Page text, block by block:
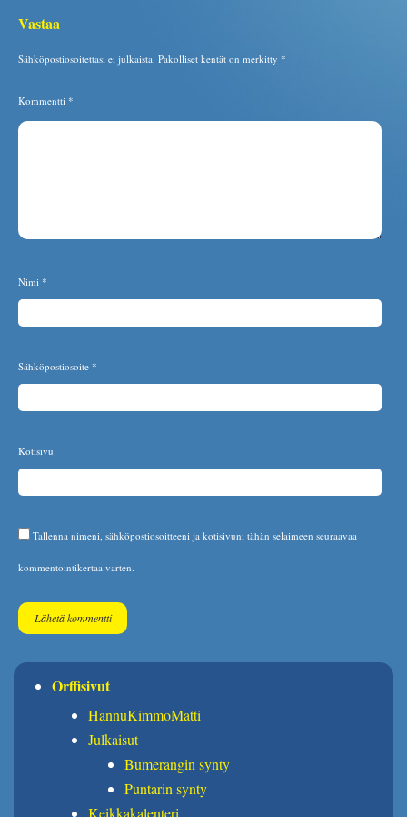
Vastaa
Sähköpostiosoitettasi ei julkaista. Pakolliset kentät on merkitty *
Kommentti *
Nimi *
Sähköpostiosoite *
Kotisivu
Tallenna nimeni, sähköpostiosoitteeni ja kotisivuni tähän selaimeen seuraavaa
kommentointikertaa varten.
Orffisivut
HannuKimmoMatti
Julkaisut
Bumerangin synty
Puntarin synty
Keikkakalenteri